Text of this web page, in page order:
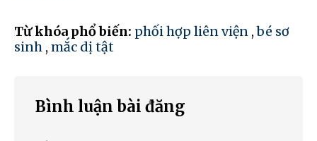
Từ khóa phổ biến: phối hợp liên viện ,bé sơ
sinh , mắc dị tật
Bình luận bài đăng